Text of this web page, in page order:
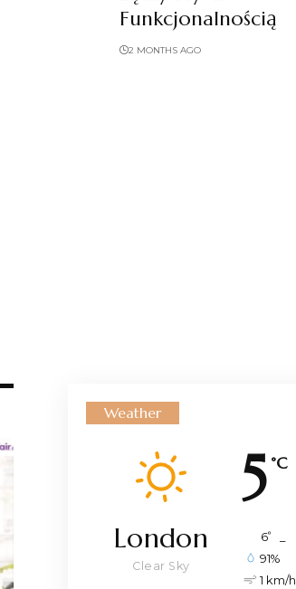
Funkcjonalnością
2 MONTHS AGO
Weather
5 °C
London
Clear Sky
6°
91%
1 km/h